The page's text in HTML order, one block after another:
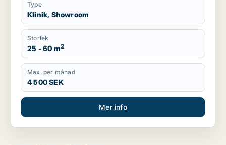
Type
Klinik, Showroom
Storlek
25 - 60 m2
Max. per månad
4 500 SEK
Mer info